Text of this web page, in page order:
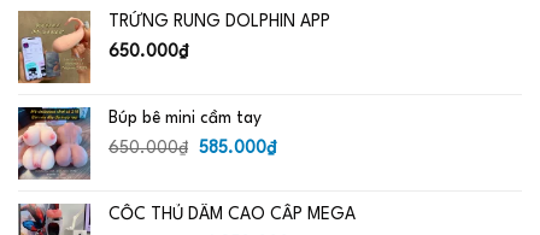
650.000₫.là:
TRỨNG RUNG DOLPHIN APP
650.000₫
Búp bê mini cầm tay
650.000₫
Giá
650.000₫.
585.000₫Giá
là:
CỐC THỦ DÂM CAO CẤP MEGA